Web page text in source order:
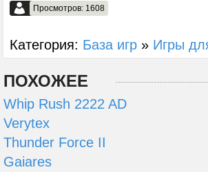
Просмотров: 1608
Категория: База игр » Игры
ПОХОЖЕЕ
Whip Rush 2222 AD
Verytex
Thunder Force II
Gaiares